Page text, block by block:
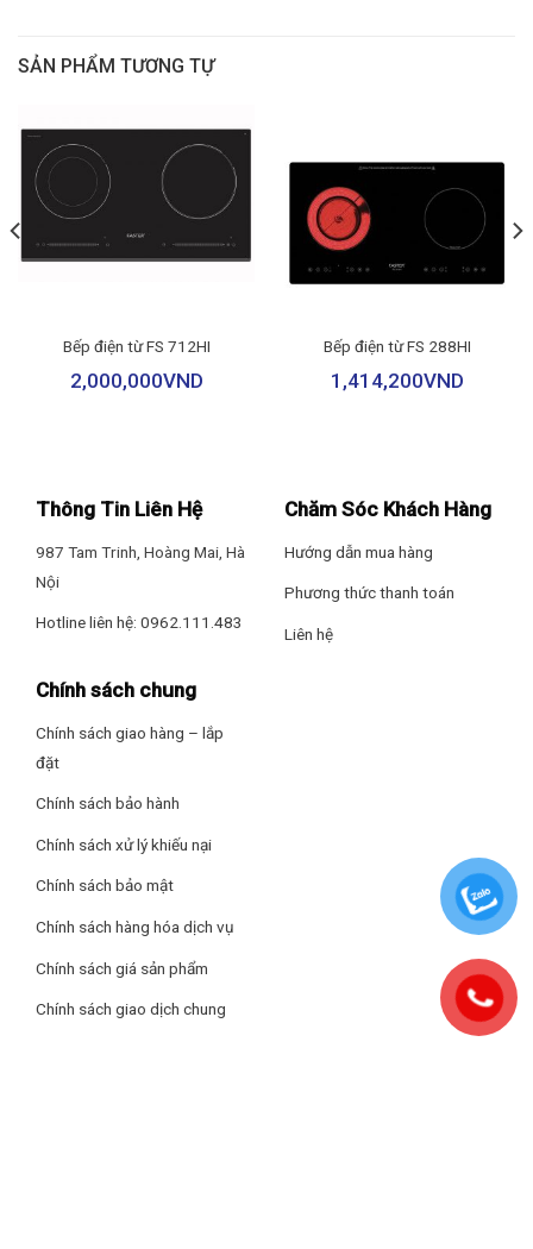
– Nhiệt kế thực phẩm kiểm soát độ chín thức ăn
– Nhắc đảo thực phẩm trong quá trình nấu
– Nhắc nhở vệ sinh bên trong nồi
– Có chức năng giữ ấm
Phụ kiện đi kèm: Rổ chiên Nhiệt kế thực phẩm
Thông tin lắp đặt
Chiều dài dây điện: 99 cm
Kích thước – Khối lượng: Ngang 33.2 cm – Cao 35 cm – Sâu 43
Hãng: Philips.
– Công suất hoạt động mạnh mẽ đến 2000 – 2200W, chiên
nướng thực phẩm chín nhanh, tiết kiệm thời gian cho người nội
Công nghệ chiên, nướng – Nhiệt độ, thời gian
– Công nghệ làm nóng Rapid Air, chiên nướng thức ăn mà
không cần (hoặc dùng ít) dầu mỡ, giảm lượng chất béo tối đa,
– Điều chỉnh nhiệt độ 40 – 200°C, thời gian hẹn giờ tối đa 180
phút, thuận tiện cài đặt thông số cho nhiều loại món ăn khác
nhau.
SẢN PHẨM TƯƠNG TỰ
Bếp điện từ FS 712HI
2,000,000VND
Bếp điện từ FS 288HI
1,414,200VND
Thông Tin Liên Hệ
987 Tam Trinh, Hoàng Mai, Hà
Nội
Hotline liên hệ: 0962.111.483
Chăm Sóc Khách Hàng
Hướng dẫn mua hàng
Phương thức thanh toán
Liên hệ
Chính sách chung
Chính sách giao hàng – lắp
đặt
Chính sách bảo hành
Chính sách xử lý khiếu nại
Chính sách bảo mật
Chính sách hàng hóa dịch vụ
Chính sách giá sản phẩm
Chính sách giao dịch chung